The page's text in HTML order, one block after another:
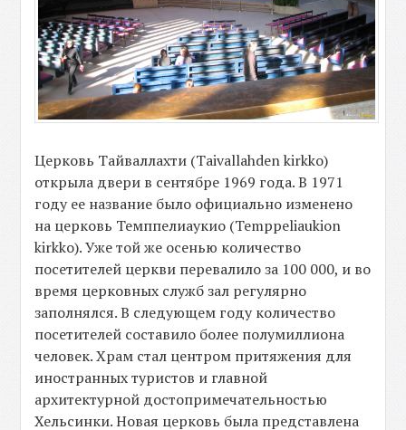
Церковь Тайваллахти (Taivallahden kirkko)
открыла двери в сентябре 1969 года. В 1971
году ее название было официально изменено
на церковь Темппелиаукио (Temppeliaukion
kirkko). Уже той же осенью количество
посетителей церкви перевалило за 100 000, и во
время церковных служб зал регулярно
заполнялся. В следующем году количество
посетителей составило более полумиллиона
человек. Храм стал центром притяжения для
иностранных туристов и главной
архитектурной достопримечательностью
Хельсинки. Новая церковь была представлена